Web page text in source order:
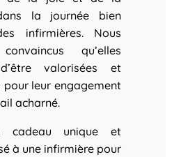
la journée bien
infirmières. Nous
qu’elles
valorisées et
pour leur engagement
acharné.
cadeau unique et
à une infirmière pour